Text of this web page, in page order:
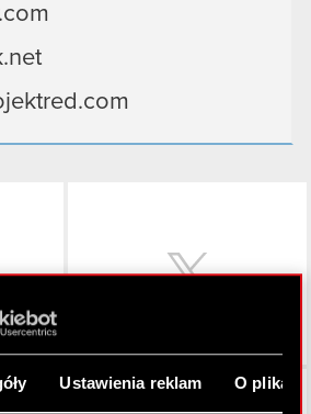
Ustawienia reklam O
Facebook